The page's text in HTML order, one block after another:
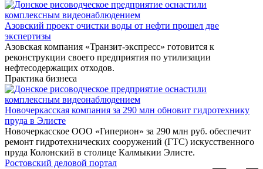
Азовский проект очистки воды от нефти прошел две
экспертизы
Азовская компания «Транзит-экспресс» готовится к
реконструкции своего предприятия по утилизации
нефтесодержащих отходов.
Практика бизнеса
Новочеркасская компания за 290 млн обновит гидротехнику
пруда в Элисте
Новочеркасское ООО «Гиперион» за 290 млн руб. обеспечит
ремонт гидротехнических сооружений (ГТС) искусственного
пруда Колонский в столице Калмыкии Элисте.
Ростовский деловой портал